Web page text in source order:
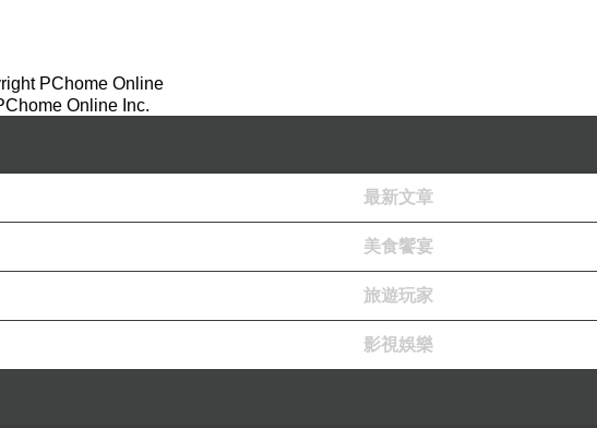
怒
環環相扣產生
PChome Online
Online Inc.
最新文章
美食饗宴
旅遊玩家
影視娛樂